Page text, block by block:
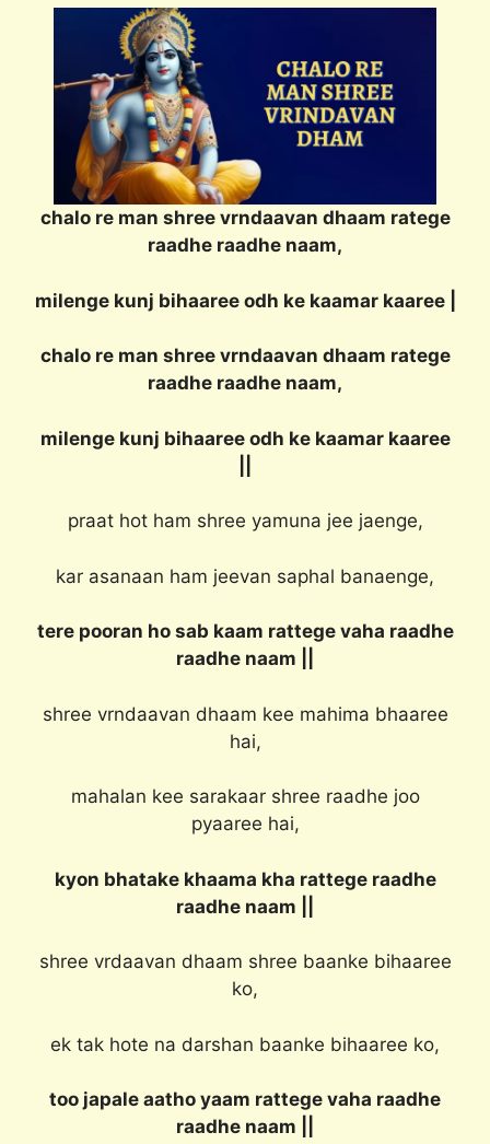
chalo re man shree vrndaavan dhaam ratege
raadhe raadhe naam,
milenge kunj bihaaree odh ke kaamar kaaree |
chalo re man shree vrndaavan dhaam ratege
raadhe raadhe naam,
milenge kunj bihaaree odh ke kaamar kaaree
praat hot ham shree yamuna jee jaenge,
kar asanaan ham jeevan saphal banaenge,
tere pooran ho sab kaam rattege vaha raadhe
raadhe naam ||
shree vrndaavan dhaam kee mahima bhaaree
hai,
mahalan kee sarakaar shree raadhe joo
pyaaree hai,
kyon bhatake khaama kha rattege raadhe
raadhe naam ||
shree vrdaavan dhaam shree baanke bihaaree
ko,
ek tak hote na darshan baanke bihaaree ko,
too japale aatho yaam rattege vaha raadhe
raadhe naam ||